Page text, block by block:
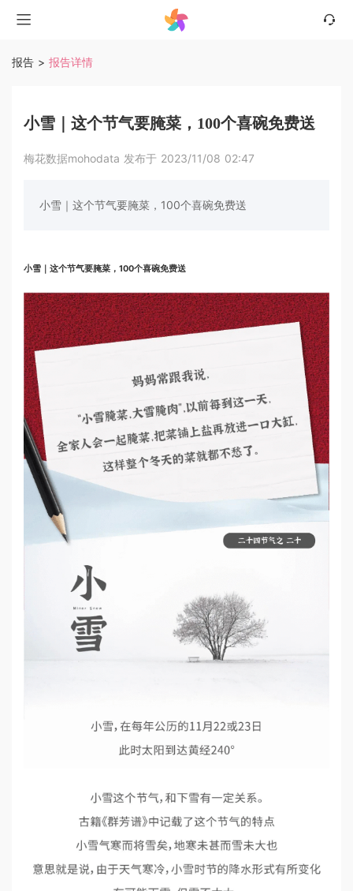
报告 > 报告详情
小雪｜这个节气要腌菜，100个喜碗免费送
梅花数据mohodata 发布于 2023/11/08 02:47
小雪｜这个节气要腌菜，100个喜碗免费送
小雪｜这个节气要腌菜，100个喜碗免费送